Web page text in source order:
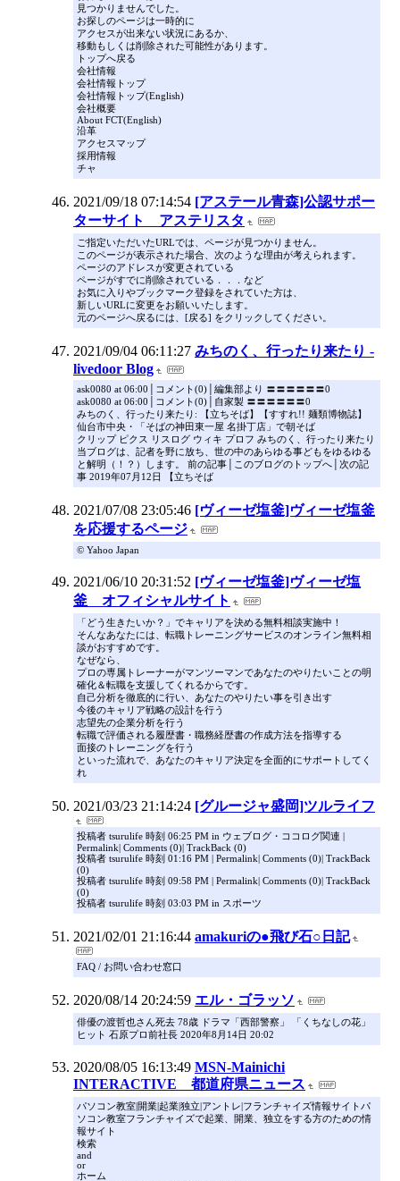
見つかりませんでした。
お探しのページは一時的に
アクセスが出来ない状況にあるか、
移動もしくは削除された可能性があります。
トップへ戻る
会社情報
会社情報トップ
会社情報トップ(English)
会社概要
About FCT(English)
沿革
アクセスマップ
採用情報
チャ
2021/09/18 07:14:54 [アステール青森]公認サポー
ターサイト アステリスタ
ご指定いただいたURLでは、ページが見つかりません。
このページが表示された場合、次のような理由が考えられます。
ページのアドレスが変更されている
ページがすでに削除されている．．．など
お気に入りやブックマーク登録をされていた方は、
新しいURLに変更をお願いいたします。
元のページへ戻るには、[戻る] をクリックしてください。
2021/09/04 06:11:27 みちのく、行ったり来たり -
livedoor Blog
ask0080 at 06:00│コメント(0)│編集部より 〓〓〓〓〓〓0
ask0080 at 06:00│コメント(0)│自家製 〓〓〓〓〓〓0
みちのく、行ったり来たり: 【立ちそば】【すすれ!! 麺類博物誌】
仙台市中央・「そばの神田東一屋 名掛丁店」で朝そば
クリップ ピクス リスログ ウィキ プロフ みちのく、行ったり来たり
当ブログは、記者を野に放ち、世の中のあらゆる事どもをゆるゆる
と解明（！？）します。 前の記事│このブログのトップへ│次の記
事 2019年07月12日 【立ちそば
2021/07/08 23:05:46 [ヴィーゼ塩釜]ヴィーゼ塩釜
を応援するページ
© Yahoo Japan
2021/06/10 20:31:52 [ヴィーゼ塩釜]ヴィーゼ塩
釜 オフィシャルサイト
「どう生きたいか？」でキャリアを決める無料相談実施中！
そんなあなたには、転職トレーニングサービスのオンライン無料相
談がおすすめです。
なぜなら、
プロの専属トレーナーがマンツーマンであなたのやりたいことの明
確化＆転職を支援してくれるからです。
自己分析を徹底的に行い、あなたのやりたい事を引き出す
今後のキャリア戦略の設計を行う
志望先の企業分析を行う
転職で評価される履歴書・職務経歴書の作成方法を指導する
面接のトレーニングを行う
といった流れで、あなたのキャリア決定を全面的にサポートしてく
れ
2021/03/23 21:14:24 [グルージャ盛岡]ツルライフ
投稿者 tsurulife 時刻 06:25 PM in ウェブログ・ココログ関連 |
Permalink| Comments (0)| TrackBack (0)
投稿者 tsurulife 時刻 01:16 PM | Permalink| Comments (0)| TrackBack
(0)
投稿者 tsurulife 時刻 09:58 PM | Permalink| Comments (0)| TrackBack
(0)
投稿者 tsurulife 時刻 03:03 PM in スポーツ
2021/02/01 21:16:44 amakuriの●飛び石○日記
FAQ / お問い合わせ窓口
2020/08/14 20:24:59 エル・ゴラッソ
俳優の渡哲也さん死去 78歳 ドラマ「西部警察」 「くちなしの花」
ヒット 石原プロ前社長 2020年8月14日 20:02
2020/08/05 16:13:49 MSN-Mainichi
INTERACTIVE 都道府県ニュース
パソコン教室|開業|起業|独立|アントレ|フランチャイズ情報サイトパ
ソコン教室フランチャイズで起業、開業、独立をする方のための情
報サイト
検索
and
or
ホーム